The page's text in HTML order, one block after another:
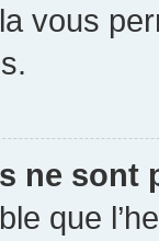
vous
ne sont
que